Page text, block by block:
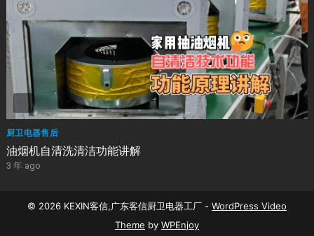
厨卫电器售后
油烟机自清洗清洁功能讲解
3 年 ago
© 2026 KEXIN客信,广东客信厨卫电器工厂 - WordPress Video
Theme by WPEnjoy